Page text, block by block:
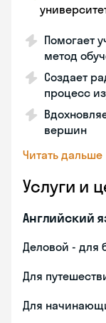
Помогает
метод
Создает
процесс
вершин
Читать дальше
Услуги и
Английский
Деловой - для
Для
Для